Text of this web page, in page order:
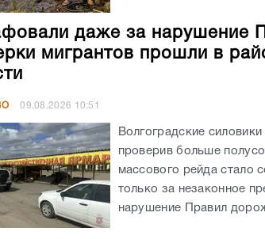
даже за нарушение
мигрантов прошли в
09.08.2026 10:51
Волгоградские
проверив больше
массового рейда стало
только за незаконное
нарушение Правил